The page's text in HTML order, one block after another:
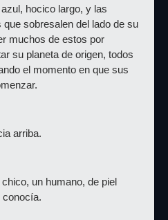
hocico largo, y las
sobresalen del lado de su
muchos de estos por
su planeta de origen, todos
el momento en que sus
arriba.
chico, un humano, de piel
conocía.